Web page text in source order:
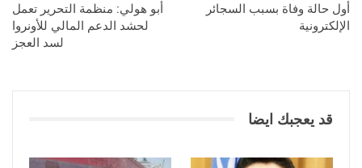
أول حالة وفاة بسبب السجائر
الإلكترونية
أبو هولي: منظمة التحرير تعمل
لحشد الدعم المالي للأونروا
لسد العجز
قد يعجبك ايضا